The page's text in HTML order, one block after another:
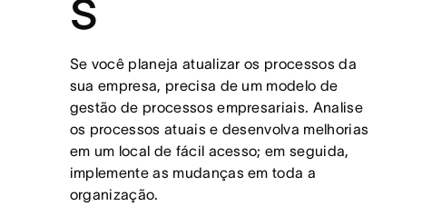
Se você planeja atualizar os processos da
sua empresa, precisa de um modelo de
gestão de processos empresariais. Analise
os processos atuais e desenvolva melhorias
em um local de fácil acesso; em seguida,
implemente as mudanças em toda a
organização.